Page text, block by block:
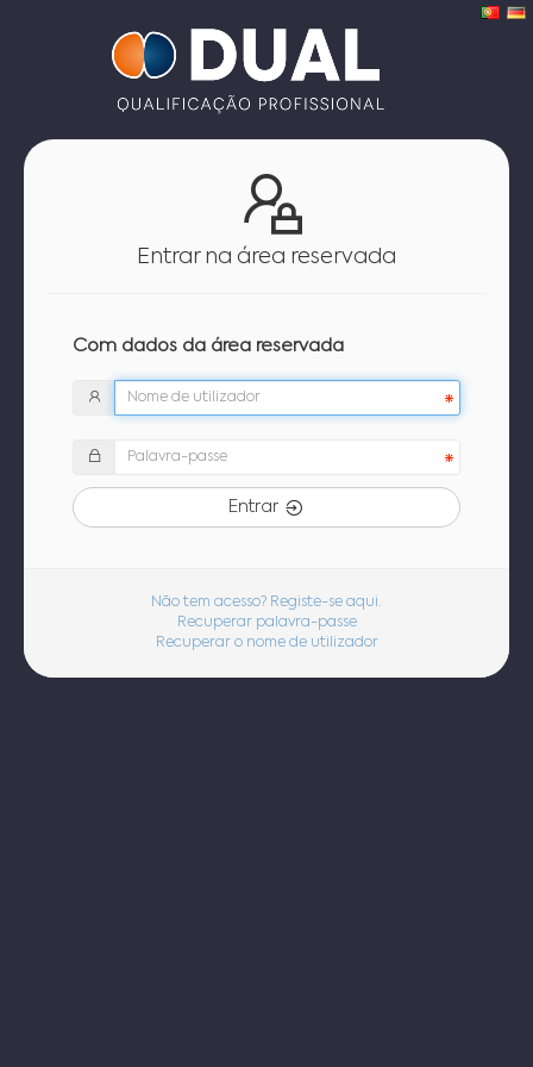
Entrar na área reservada
Com dados da área reservada
Entrar
Não tem acesso? Registe-se aqui.
Recuperar palavra-passe
Recuperar o nome de utilizador